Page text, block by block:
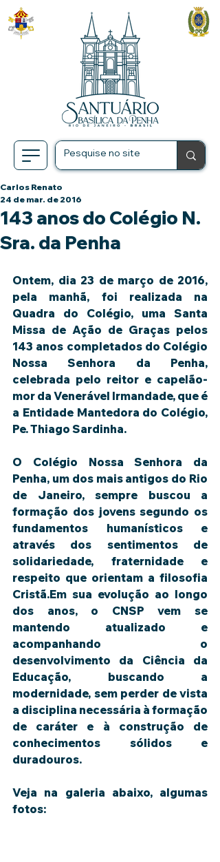
143 anos do Colégio N.
Sra. da Penha
Carlos Renato
24 de mar. de 2016
Ontem, dia 23 de março de 2016,
pela manhã, foi realizada na
Quadra do Colégio, uma Santa
Missa de Ação de Graças pelos
143 anos completados do Colégio
Nossa Senhora da Penha,
celebrada pelo reitor e capelão-
mor da Venerável Irmandade, que é
a Entidade Mantedora do Colégio,
Pe. Thiago Sardinha.
O Colégio Nossa Senhora da
Penha, um dos mais antigos do Rio
de Janeiro, sempre buscou a
formação dos jovens segundo os
fundamentos humanísticos e
através dos sentimentos de
solidariedade, fraternidade e
respeito que orientam a filosofia
Cristã.Em sua evolução ao longo
dos anos, o CNSP vem se
mantendo atualizado e
acompanhando o
desenvolvimento da Ciência da
Educação, buscando a
modernidade, sem perder de vista
a disciplina necessária à formação
de caráter e à construção de
conhecimentos sólidos e
duradouros.
Veja na galeria abaixo, algumas
fotos: